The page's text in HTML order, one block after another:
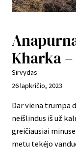
Kharka
Sirvydas
26 lapkričio, 2023
Dar viena trumpa
neišlindus iš už
greičiausiai
metu tekėjo